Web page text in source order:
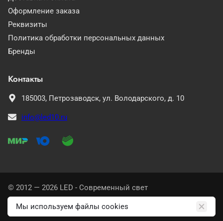
Оформление заказа
Реквизиты
Политика обработки персональных данных
Бренды
Контакты
185003, Петрозаводск, ул. Володарского, д. 10
info@led10.ru
© 2012 — 2026 LED - Современный свет
Политика конфиденциальности
Мы используем файлы cookies